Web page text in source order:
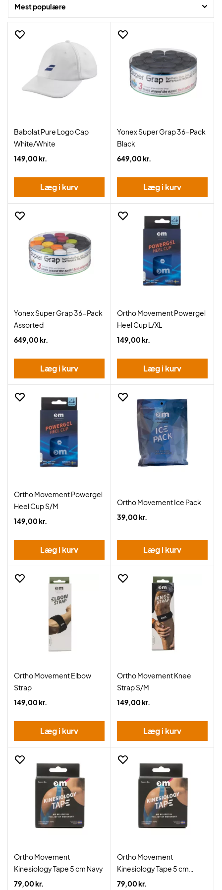
Mest populære
Babolat Pure Logo Cap
White/White
149,00 kr.
Læg i kurv
Yonex Super Grap 36-Pack
Black
649,00 kr.
Læg i kurv
Yonex Super Grap 36-Pack
Assorted
649,00 kr.
Læg i kurv
Ortho Movement Powergel
Heel Cup L/XL
149,00 kr.
Læg i kurv
Ortho Movement Powergel
Heel Cup S/M
149,00 kr.
Læg i kurv
Ortho Movement Ice Pack
39,00 kr.
Læg i kurv
Ortho Movement Elbow
Strap
149,00 kr.
Læg i kurv
Ortho Movement Knee
Strap S/M
149,00 kr.
Læg i kurv
Ortho Movement
Kinesiology Tape 5 cm Navy
79,00 kr.
Ortho Movement
Kinesiology Tape 5 cm
Beige
79,00 kr.